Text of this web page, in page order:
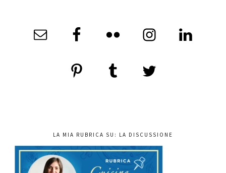
LA MIA RUBRICA SU: LA DISCUSSIONE